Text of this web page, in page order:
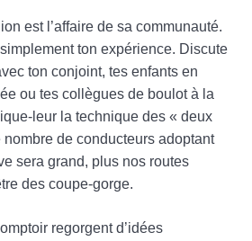
est l’affaire de sa communauté.
ton expérience. Discute
ton conjoint, tes enfants en
ou tes collègues de boulot à la
leur la technique des « deux
de conducteurs adoptant
sera grand, plus nos routes
des coupe-gorge.
regorgent d’idées